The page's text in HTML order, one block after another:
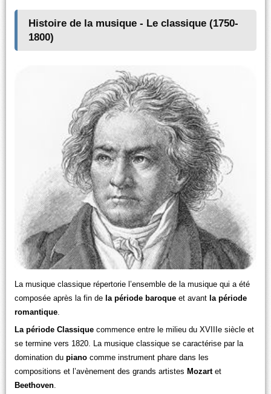
Histoire de la musique - Le classique (1750-
1800)
La musique classique répertorie l’ensemble de la musique qui a été
composée après la fin de la période baroque et avant la période
romantique.
La période Classique commence entre le milieu du XVIIIe siècle et
se termine vers 1820. La musique classique se caractérise par la
domination dupiano comme instrument phare dans les
compositions et l’avènement des grands artistes Mozartet
Beethoven.